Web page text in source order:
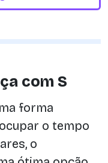
com S
forma
o tempo
o